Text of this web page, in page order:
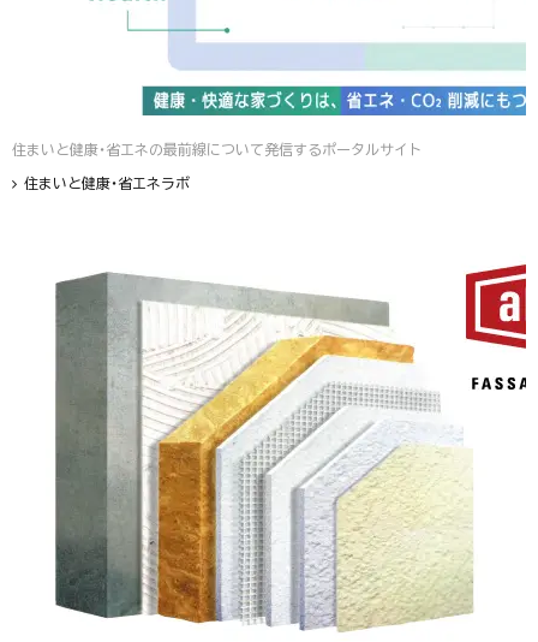
住まいと健康・省エネの最前線について発信するポータルサイト
住まいと健康・省エネラボ